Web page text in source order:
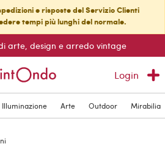
e risposte del Servizio Clienti
tempi più lunghi del normale.
arte, design e arredo vintage
Login
Illuminazione Arte Outdoor Mirabilia